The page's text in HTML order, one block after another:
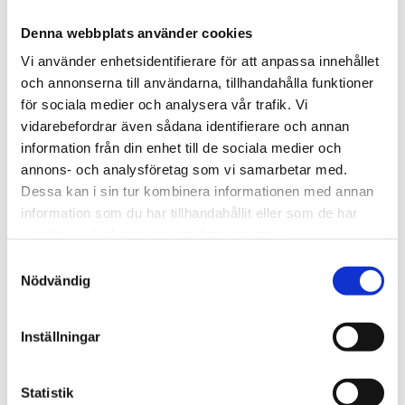
Denna webbplats använder cookies
Vi använder enhetsidentifierare för att anpassa innehållet
och annonserna till användarna, tillhandahålla funktioner
för sociala medier och analysera vår trafik. Vi
vidarebefordrar även sådana identifierare och annan
information från din enhet till de sociala medier och
annons- och analysföretag som vi samarbetar med.
Dessa kan i sin tur kombinera informationen med annan
information som du har tillhandahållit eller som de har
Nödvändig
Inställningar
Statistik
kaivaa materiaalit esiin ja tarttua toimeen.
Haluamme, että työntekijät pitäisivät projektejaan
esillä, keskustelisivat niistä ja oppisivat toisiltaan.
Olemme pohtineet toimiston sisustusta paljon ja
yrittäneet saada sen helpottamaan työntekijöiden
välistä kommunikaatiota ja yhteistyötä, kertovat
arkkitehdit.
Tavallisten työpisteiden lisäksi toimistolla on iso
pienoismalliverstas, laaja materiaalikirjasto, eri
kokoisia kokoushuoneita, kuntosali – sekä lasten
työpöytää, sillä vaatimukset ovat monipuolisemmat.